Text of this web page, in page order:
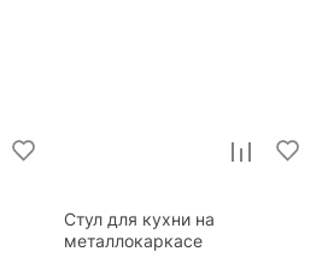
Стул для кухни на
металлокаркасе